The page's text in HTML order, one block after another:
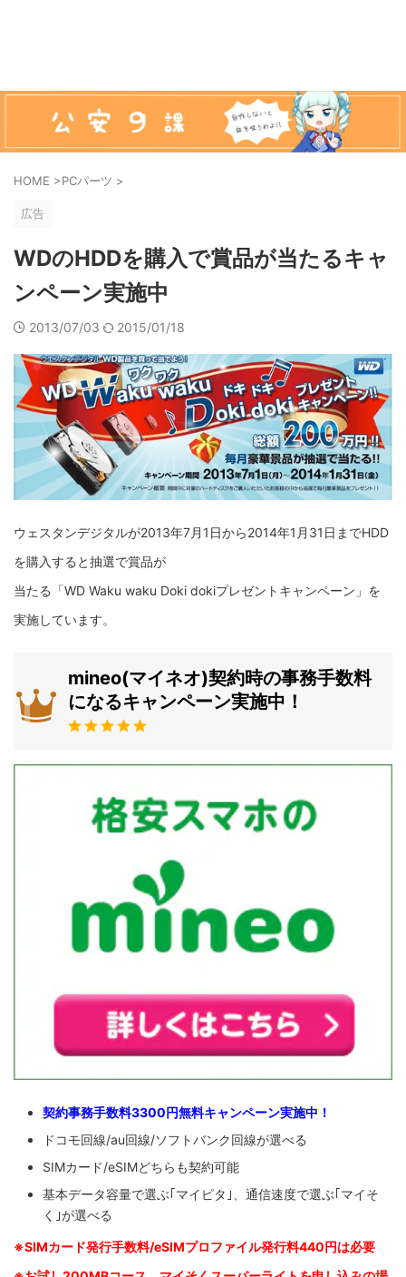
HOME >PCパーツ >
広告
WDのHDDを購入で賞品が当たるキャ
ンペーン実施中
2013/07/03 2015/01/18
ウェスタンデジタルが2013年7月1日から2014年1月31日までHDD
を購入すると抽選で賞品が
当たる「WD Waku waku Doki dokiプレゼントキャンペーン」を
実施しています。
mineo(マイネオ)契約時の事務手数料
になるキャンペーン実施中！
契約事務手数料3300円無料キャンペーン実施中！
ドコモ回線/au回線/ソフトバンク回線が選べる
SIMカード/eSIMどちらも契約可能
基本データ容量で選ぶ｢マイピタ｣、通信速度で選ぶ｢マイそ
く｣が選べる
※SIMカード発行手数料/eSIMプロファイル発行料440円は必要